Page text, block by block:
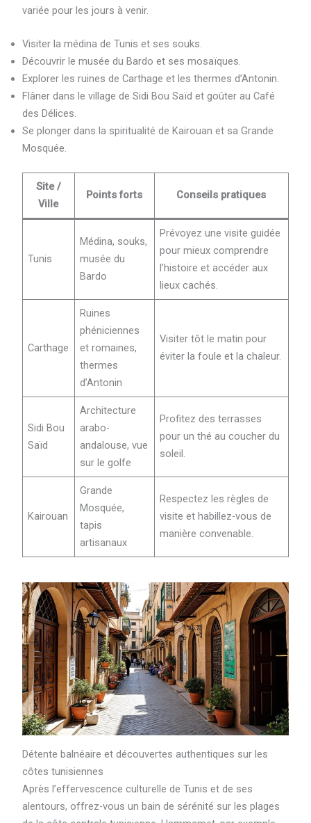
variée pour les jours à venir.
Visiter la médina de Tunis et ses souks.
Découvrir le musée du Bardo et ses mosaïques.
Explorer les ruines de Carthage et les thermes d’Antonin.
Flâner dans le village de Sidi Bou Saïd et goûter au Café
des Délices.
Se plonger dans la spiritualité de Kairouan et sa Grande
Mosquée.
Site /
Ville
Points forts Conseils pratiques
Tunis
Médina, souks,
musée du
Bardo
Prévoyez une visite guidée
pour mieux comprendre
l’histoire et accéder aux
lieux cachés.
Carthage
Ruines
phéniciennes
et romaines,
thermes
d’Antonin
Visiter tôt le matin pour
éviter la foule et la chaleur.
Sidi Bou
Saïd
Architecture
arabo-
andalouse, vue
sur le golfe
Profitez des terrasses
pour un thé au coucher du
soleil.
Kairouan
Grande
Mosquée,
tapis
artisanaux
Respectez les règles de
visite et habillez-vous de
manière convenable.
Détente balnéaire et découvertes authentiques sur les
côtes tunisiennes
Après l’effervescence culturelle de Tunis et de ses
alentours, offrez-vous un bain de sérénité sur les plages